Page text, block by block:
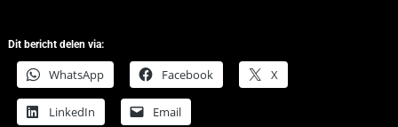
Dit bericht delen via:
WhatsApp Facebook X
LinkedIn Email